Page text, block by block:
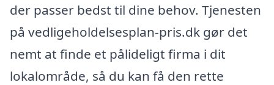
der passer bedst til dine behov. Tjenesten
på vedligeholdelsesplan-pris.dk gør det
nemt at finde et pålideligt firma i dit
lokalområde, så du kan få den rette